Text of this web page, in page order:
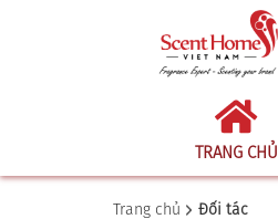
TRANG CHỦ
Trang chủ Đối tác